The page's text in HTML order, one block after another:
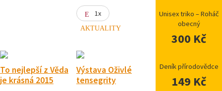
1x
AKTUALITY
To nejlepší z Věda
je krásná 2015
Výstava Oživlé
tensegrity
Unisex triko – Roháč
obecný
300 Kč
Deník přírodovědce
149 Kč